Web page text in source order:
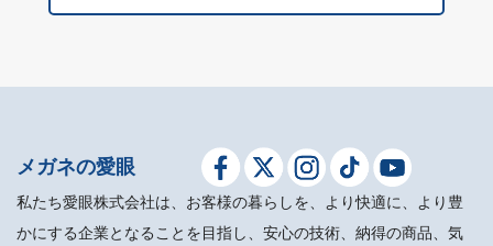
メガネの愛眼
私たち愛眼株式会社は、お客様の暮らしを、より快適に、より豊
かにする企業となることを目指し、安心の技術、納得の商品、気